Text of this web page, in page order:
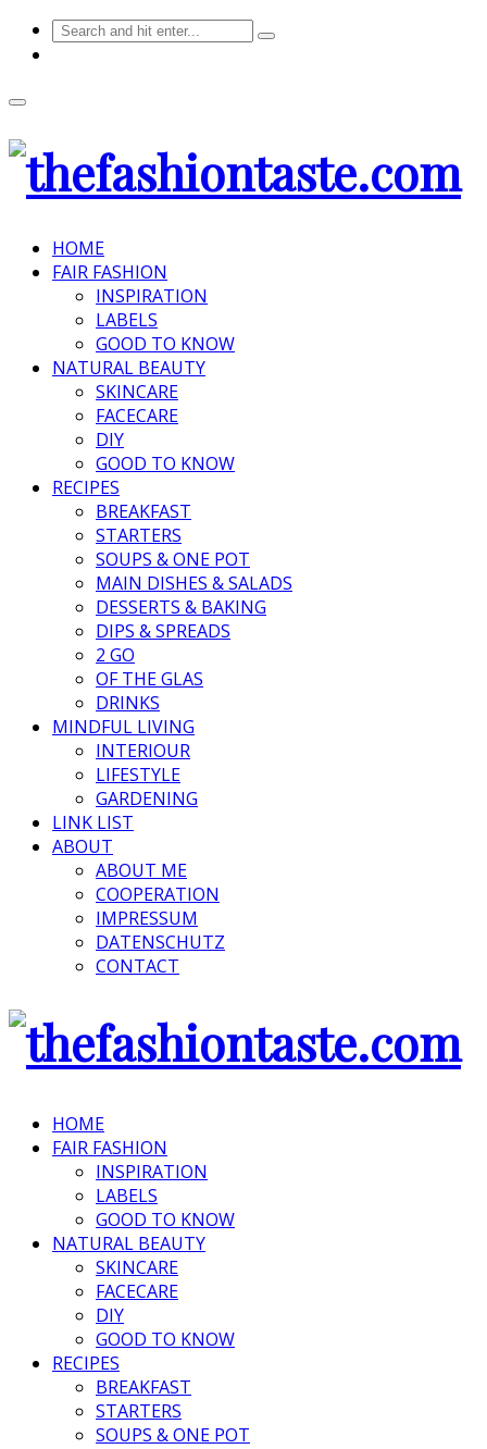
HOME
FAIR FASHION
INSPIRATION
LABELS
GOOD TO KNOW
NATURAL BEAUTY
SKINCARE
FACECARE
DIY
GOOD TO KNOW
RECIPES
BREAKFAST
STARTERS
SOUPS & ONE POT
MAIN DISHES & SALADS
DESSERTS & BAKING
DIPS & SPREADS
2 GO
OF THE GLAS
DRINKS
MINDFUL LIVING
INTERIOUR
LIFESTYLE
GARDENING
LINK LIST
ABOUT
ABOUT ME
COOPERATION
IMPRESSUM
DATENSCHUTZ
CONTACT
HOME
FAIR FASHION
INSPIRATION
LABELS
GOOD TO KNOW
NATURAL BEAUTY
SKINCARE
FACECARE
DIY
GOOD TO KNOW
RECIPES
BREAKFAST
STARTERS
SOUPS & ONE POT